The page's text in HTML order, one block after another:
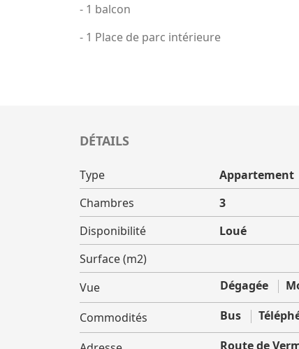
- 1 balcon
- 1 Place de parc intérieure
DÉTAILS
Type Appartement
Chambres
3
Disponibilité
Loué
Surface (m2)
Vue
Dégagée
Commodités Bus
Route de